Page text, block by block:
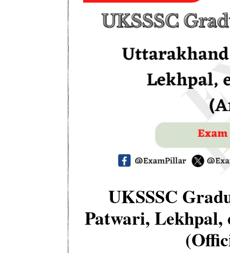
UKSSSC
Patwari, Lekhpal,